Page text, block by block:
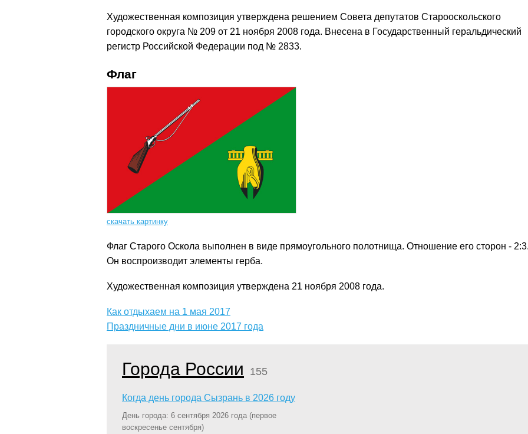
Художественная композиция утверждена решением Совета депутатов Старооскольского
городского округа № 209 от 21 ноября 2008 года. Внесена в Государственный геральдический
регистр Российской Федерации под № 2833.
Флаг
скачать картинку
Флаг Старого Оскола выполнен в виде прямоугольного полотнища. Отношение его сторон -
Он воспроизводит элементы герба.
Художественная композиция утверждена 21 ноября 2008 года.
Как отдыхаем на 1 мая 2017
Праздничные дни в июне 2017 года
Города России 155
Когда день города Сызрань в 2026 году
День города: 6 сентября 2026 года (первое
воскресенье сентября)